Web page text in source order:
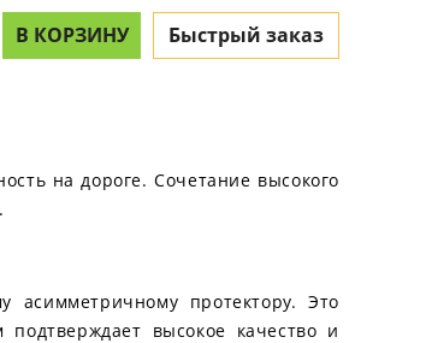
В КОРЗИНУ Быстрый заказ
на дороге. Сочетание высокого
асимметричному протектору. Это
высокое качество и